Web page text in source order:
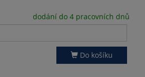
dodání do 4 pracovních dnů
Do košíku